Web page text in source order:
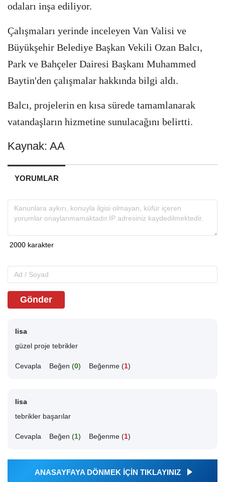
odaları inşa ediliyor.
Çalışmaları yerinde inceleyen Van Valisi ve
Büyükşehir Belediye Başkan Vekili Ozan Balcı,
Park ve Bahçeler Dairesi Başkanı Muhammed
Baytin'den çalışmalar hakkında bilgi aldı.
Balcı, projelerin en kısa sürede tamamlanarak
vatandaşların hizmetine sunulacağını belirtti.
Kaynak: AA
YORUMLAR
Gönder
lisa
güzel proje tebrikler
Cevapla Beğen (0) Beğenme (1)
lisa
tebrikler başarılar
Cevapla Beğen (1) Beğenme (1)
ANASAYFAYA DÖNMEK İÇİN TIKLAYINIZ